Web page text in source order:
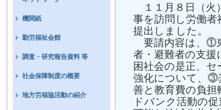
１１月８日（火
事を訪問し労働
提出しました。
要請内容は、⓵
者・避難者の支
困社会の是正、
強化について、⓷
善と教育費の負
ドバンク活動の
機関紙
勤労福祉会館
調査・研究報告資料 等
社会保障制度の概要
地方労福協活動の紹介